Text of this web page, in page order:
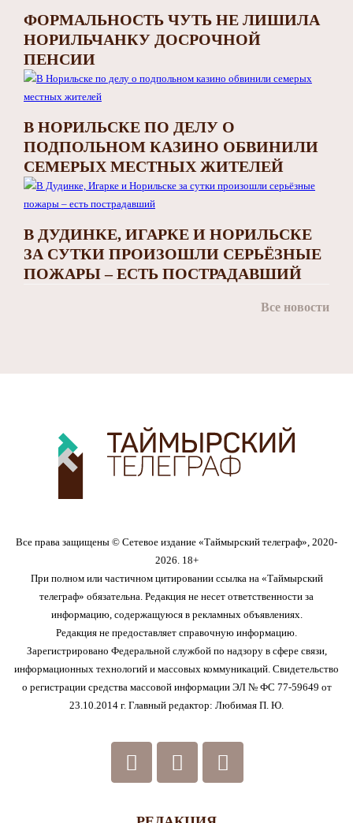
ФОРМАЛЬНОСТЬ ЧУТЬ НЕ ЛИШИЛА
НОРИЛЬЧАНКУ ДОСРОЧНОЙ
ПЕНСИИ
В НОРИЛЬСКЕ ПО ДЕЛУ О
ПОДПОЛЬНОМ КАЗИНО ОБВИНИЛИ
СЕМЕРЫХ МЕСТНЫХ ЖИТЕЛЕЙ
В ДУДИНКЕ, ИГАРКЕ И НОРИЛЬСКЕ
ЗА СУТКИ ПРОИЗОШЛИ СЕРЬЁЗНЫЕ
ПОЖАРЫ – ЕСТЬ ПОСТРАДАВШИЙ
Все новости
Все права защищены © Сетевое издание «Таймырский телеграф», 2020-
2026. 18+
При полном или частичном цитировании ссылка на «Таймырский
телеграф» обязательна. Редакция не несет ответственности за
информацию, содержащуюся в рекламных объявлениях.
Редакция не предоставляет справочную информацию.
Зарегистрировано Федеральной службой по надзору в сфере связи,
информационных технологий и массовых коммуникаций. Свидетельство
о регистрации средства массовой информации ЭЛ № ФС 77-59649 от
23.10.2014 г. Главный редактор: Любимая П. Ю.